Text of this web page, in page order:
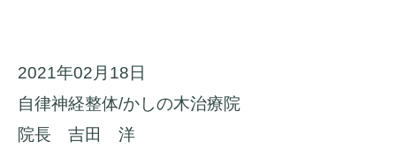
2021年02月18日
自律神経整体/かしの木治療院
院長 吉田 洋